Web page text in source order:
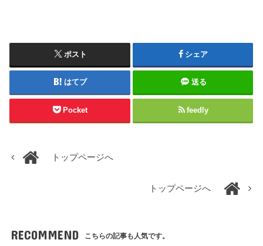
ポスト シェア
はてブ 送る
Pocket feedly
トップページへ
トップページへ
RECOMMEND こちらの記事も人気です。